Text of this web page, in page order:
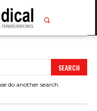
SEARCH
do another search.